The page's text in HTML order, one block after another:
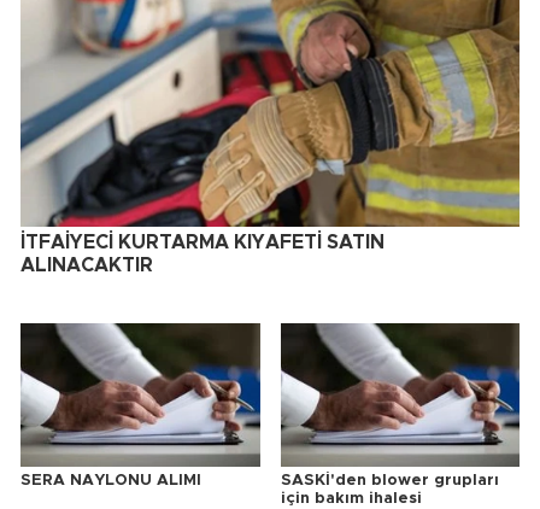
İTFAİYECİ KURTARMA KIYAFETİ SATIN
ALINACAKTIR
SERA NAYLONU ALIMI
SASKİ'den blower grupları
için bakım ihalesi